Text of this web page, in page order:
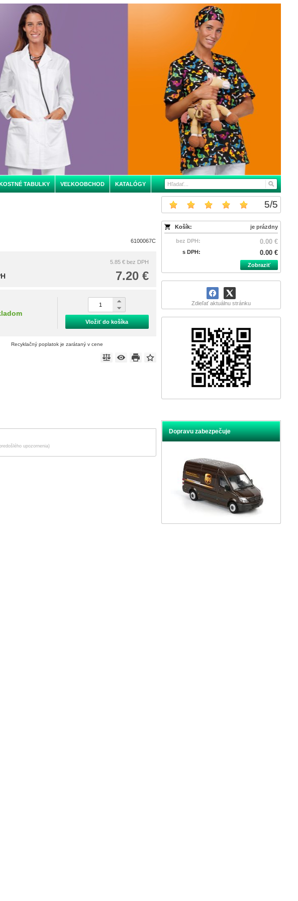
TABULKY VEĽKOOBCHOD KATALÓGY
5/5
Košík: je prázdny
bez DPH: 0.00 €
s DPH: 0.00 €
Zobraziť
Zdieľať aktuálnu stránku
Dopravu zabezpečuje
6100067C
5.85 € bez DPH
7.20 €
Vložiť do košíka
Recyklačný poplatok je zarátaný v cene
upozornenia)